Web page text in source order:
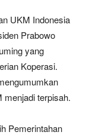
UKM Indonesia
Prabowo
yang
Koperasi.
menjadi terpisah.
Pemerintahan